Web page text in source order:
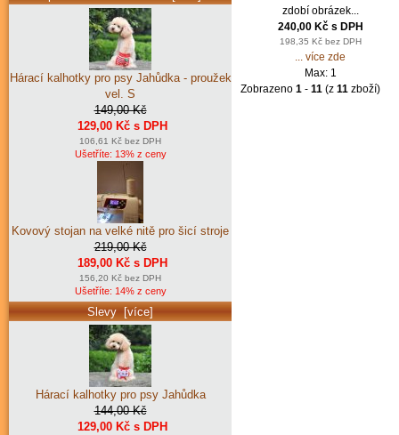
zdobí obrázek...
240,00 Kč s DPH
198,35 Kč bez DPH
... více zde
Max: 1
Zobrazeno 1 - 11 (z 11 zboží)
Hárací kalhotky pro psy Jahůdka - proužek
vel. S
149,00 Kč
129,00 Kč s DPH
106,61 Kč bez DPH
Ušetříte: 13% z ceny
Kovový stojan na velké nitě pro šicí stroje
219,00 Kč
189,00 Kč s DPH
156,20 Kč bez DPH
Ušetříte: 14% z ceny
Slevy [více]
Hárací kalhotky pro psy Jahůdka
144,00 Kč
129,00 Kč s DPH